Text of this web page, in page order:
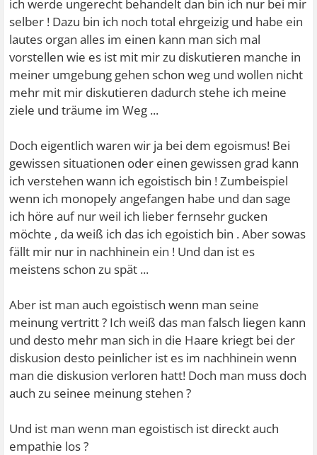
ich werde ungerecht behandelt dan bin ich nur bei mir
selber ! Dazu bin ich noch total ehrgeizig und habe ein
lautes organ alles im einen kann man sich mal
vorstellen wie es ist mit mir zu diskutieren manche in
meiner umgebung gehen schon weg und wollen nicht
mehr mit mir diskutieren dadurch stehe ich meine
ziele und träume im Weg ...
Doch eigentlich waren wir ja bei dem egoismus! Bei
gewissen situationen oder einen gewissen grad kann
ich verstehen wann ich egoistisch bin ! Zumbeispiel
wenn ich monopely angefangen habe und dan sage
ich höre auf nur weil ich lieber fernsehr gucken
möchte , da weiß ich das ich egoistich bin . Aber sowas
fällt mir nur in nachhinein ein ! Und dan ist es
meistens schon zu spät ...
Aber ist man auch egoistisch wenn man seine
meinung vertritt ? Ich weiß das man falsch liegen kann
und desto mehr man sich in die Haare kriegt bei der
diskusion desto peinlicher ist es im nachhinein wenn
man die diskusion verloren hatt! Doch man muss doch
auch zu seinee meinung stehen ?
Und ist man wenn man egoistisch ist direckt auch
empathie los ?